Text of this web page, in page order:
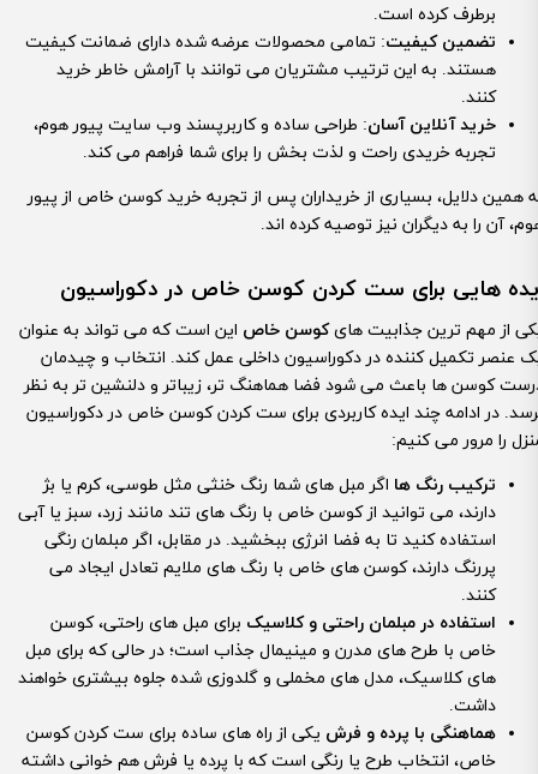
برطرف کرده است.
تضمین کیفیت: تمامی محصولات عرضه شده دارای ضمانت کیفیت
هستند. به این ترتیب مشتریان می توانند با آرامش خاطر خرید
کنند.
خرید آنلاین آسان: طراحی ساده و کاربرپسند وب سایت پیور هوم،
تجربه خریدی راحت و لذت بخش را برای شما فراهم می کند.
همین دلایل، بسیاری از خریداران پس از تجربه خرید کوسن خاص از پیور
آن را به دیگران نیز توصیه کرده اند.
هایی برای ست کردن کوسن خاص در دکوراسیون
از مهم ترین جذابیت هایکوسن خاص این است که می تواند به عنوان
عنصر تکمیل کننده در دکوراسیون داخلی عمل کند. انتخاب و چیدمان
کوسن ها باعث می شود فضا هماهنگ تر، زیباتر و دلنشین تر به نظر
در ادامه چند ایده کاربردی برای ست کردن کوسن خاص در دکوراسیون
را مرور می کنیم:
ترکیب رنگ ها اگر مبل های شما رنگ خنثی مثل طوسی، کرم یا بژ
دارند، می توانید از کوسن خاص با رنگ های تند مانند زرد، سبز یا آبی
استفاده کنید تا به فضا انرژی ببخشید. در مقابل، اگر مبلمان رنگی
پررنگ دارند، کوسن های خاص با رنگ های ملایم تعادل ایجاد می
کنند.
استفاده در مبلمان راحتی و کلاسیک برای مبل های راحتی، کوسن
خاص با طرح های مدرن و مینیمال جذاب است؛ در حالی که برای مبل
های کلاسیک، مدل های مخملی و گلدوزی شده جلوه بیشتری خواهند
داشت.
هماهنگی با پرده و فرش یکی از راه های ساده برای ست کردن کوسن
خاص، انتخاب طرح یا رنگی است که با پرده یا فرش هم خوانی داشته